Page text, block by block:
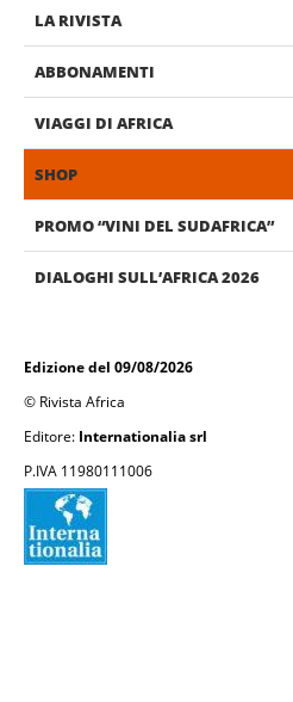
LA RIVISTA
ABBONAMENTI
VIAGGI DI AFRICA
SHOP
PROMO “VINI DEL SUDAFRICA”
DIALOGHI SULL’AFRICA 2026
Edizione del 09/08/2026
© Rivista Africa
Editore: Internationalia srl
P.IVA 11980111006